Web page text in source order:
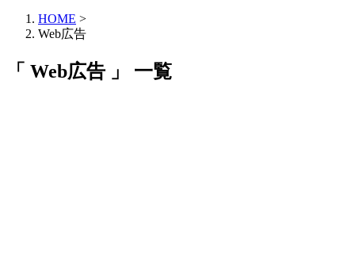
HOME >
Web広告
「 Web広告 」 一覧